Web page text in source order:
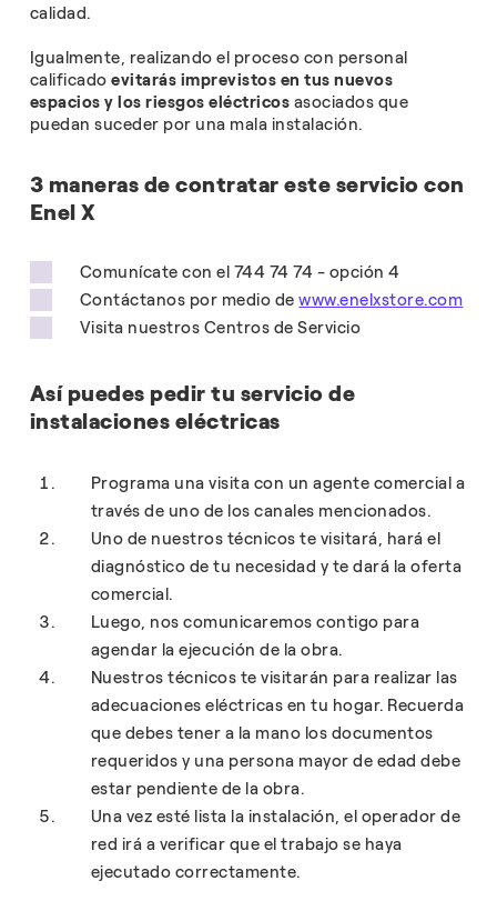
calidad.
Igualmente, realizando el proceso con personal
calificadoevitarás imprevistos en tus nuevos
espacios y los riesgos eléctricos asociados que
puedan suceder por una mala instalación.
3 maneras de contratar este servicio con
Enel X
Comunícate con el 744 74 74 - opción 4
Contáctanos por medio dewww.enelxstore.com
Visita nuestros Centros de Servicio
Así puedes pedir tu servicio de
instalaciones eléctricas
Programa una visita con un agente comercial a
través de uno de los canales mencionados.
Uno de nuestros técnicos te visitará, hará el
diagnóstico de tu necesidad y te dará la oferta
comercial.
Luego, nos comunicaremos contigo para
agendar la ejecución de la obra.
Nuestros técnicos te visitarán para realizar las
adecuaciones eléctricas en tu hogar. Recuerda
que debes tener a la mano los documentos
requeridos y una persona mayor de edad debe
estar pendiente de la obra.
Una vez esté lista la instalación, el operador de
red irá a verificar que el trabajo se haya
ejecutado correctamente.